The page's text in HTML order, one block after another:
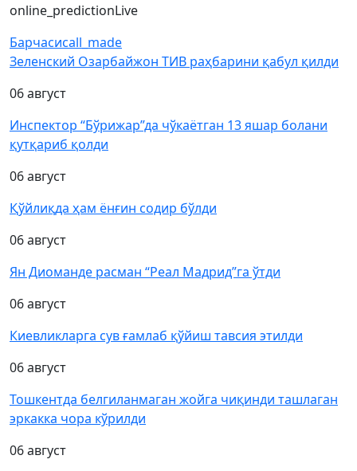
online_predictionLive
Барчасиcall_made
Зеленский Озарбайжон ТИВ раҳбарини қабул қилди
06 август
Инспектор “Бўрижар”да чўкаётган 13 яшар болани
қутқариб қолди
06 август
Қўйлиқда ҳам ёнғин содир бўлди
06 август
Ян Диоманде расман “Реал Мадрид”га ўтди
06 август
Киевликларга сув ғамлаб қўйиш тавсия этилди
06 август
Тошкентда белгиланмаган жойга чиқинди ташлаган
эркакка чора кўрилди
06 август